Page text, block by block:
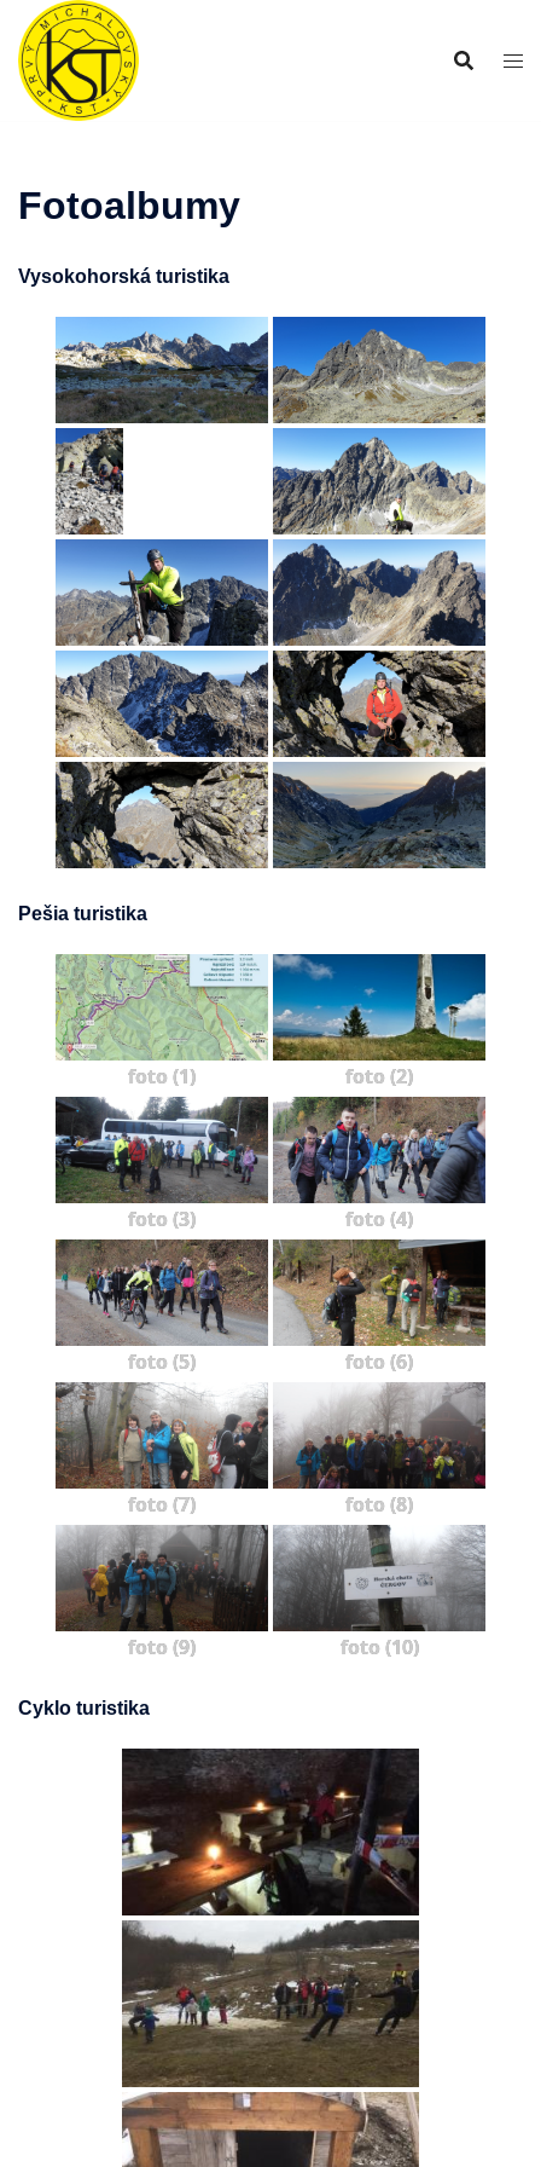
Preskočiť
obsah
Fotoalbumy
Vysokohorská turistika
Pešia turistika
foto (1) foto (2)
foto (3) foto (4)
foto (5) foto (6)
foto (7) foto (8)
foto (9) foto (10)
Cyklo turistika